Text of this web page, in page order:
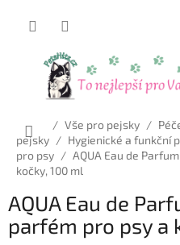
Domů
/ Vše pro pejsky /
pejsky / Hygienické a funkční
pro psy / AQUA Eau de
kočky, 100 ml
AQUA Eau de
parfém pro psy a